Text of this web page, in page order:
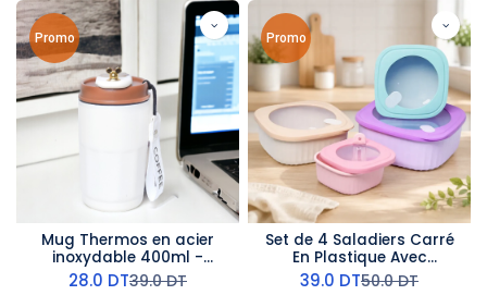
Promo
Mug Thermos en acier
inoxydable 400ml -
Couvercle Marron
28.0 DT39.0DT
Promo
Set de 4 Saladiers Carré
En Plastique Avec
Couvercle
39.0 DT50.0DT